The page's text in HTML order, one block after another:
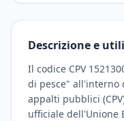
Descrizione e
Il codice CPV
di pesce" all'interno
appalti pubblici
ufficiale dell'Unione